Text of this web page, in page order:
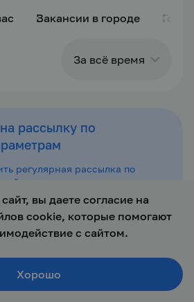
За всё время
За неделю
За месяц
За всё
Вакансии в городе
рассылку по
регулярная рассылка по
выдаче.
на несколько таких
параметрами.
Подписаться
вы даете согласие на
cookie, которые помогают
с сайтом.
Хорошо